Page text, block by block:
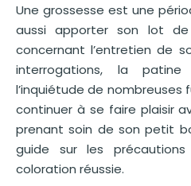
Une grossesse est une
aussi apporter son lot de
concernant l’entretien de
interrogations, la
l’inquiétude de
continuer à se faire plaisir
prenant soin de son petit
guide sur les
coloration réussie.